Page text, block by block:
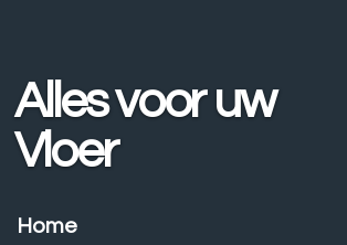
Alles voor uw
Vloer
Home